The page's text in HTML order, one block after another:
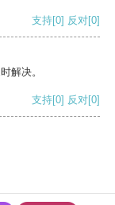
支持[0] 反对[0]
解决。
支持[0] 反对[0]